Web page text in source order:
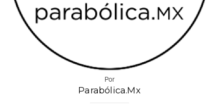
Por
Parabólica.Mx